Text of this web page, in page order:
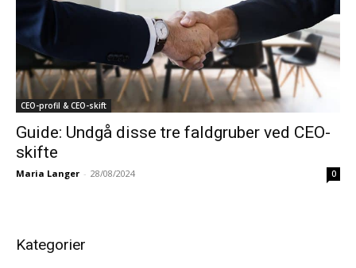
CEO-profil & CEO-skift
Guide: Undgå disse tre faldgruber ved CEO-
skifte
Maria Langer - 28/08/2024 0
Kategorier